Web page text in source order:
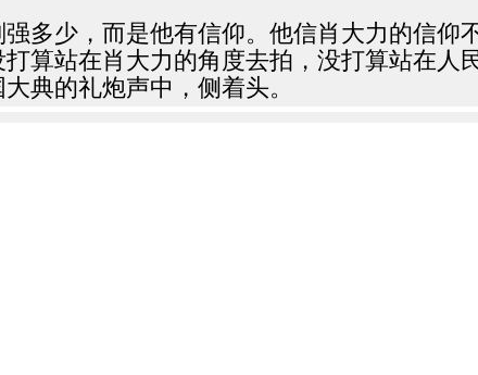
多少，而是他有信仰。他信肖大力的信仰
算站在肖大力的角度去拍，没打算站在人
典的礼炮声中，侧着头。